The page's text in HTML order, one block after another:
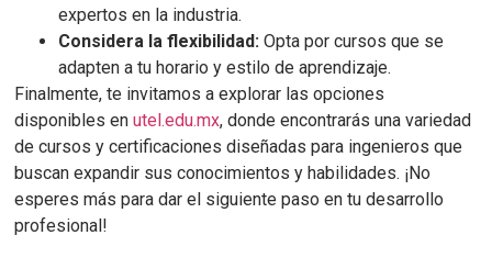
expertos en la industria.
Considera la flexibilidad: Opta por cursos que se
adapten a tu horario y estilo de aprendizaje.
Finalmente, te invitamos a explorar las opciones
disponibles enutel.edu.mx, donde encontrarás una variedad
de cursos y certificaciones diseñadas para ingenieros que
buscan expandir sus conocimientos y habilidades. ¡No
esperes más para dar el siguiente paso en tu desarrollo
profesional!